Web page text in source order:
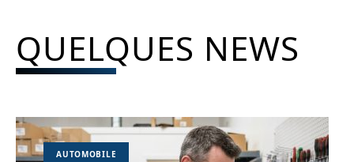
QUELQUES NEWS
AUTOMOBILE